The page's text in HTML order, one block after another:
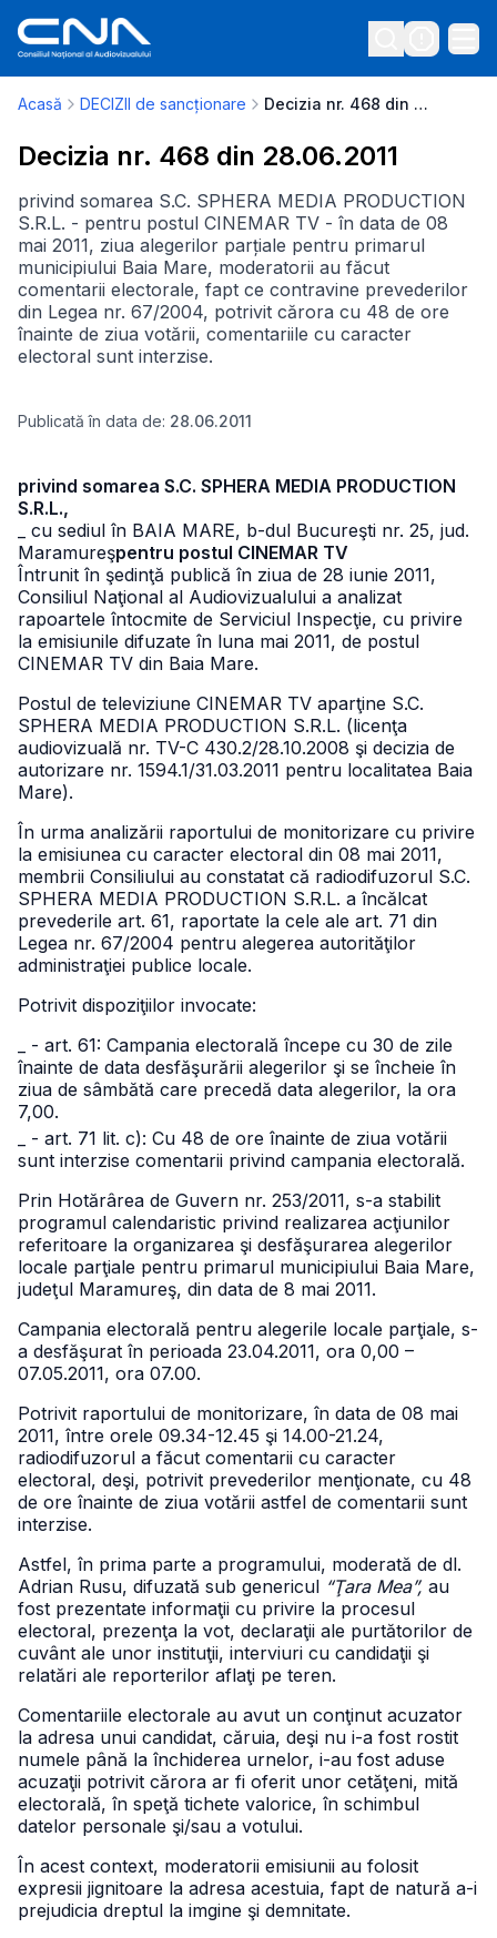
Acasă DECIZII de sancționare Decizia nr. 468 din 28.06.2011
Decizia nr. 468 din 28.06.2011
privind somarea S.C. SPHERA MEDIA PRODUCTION
S.R.L. - pentru postul CINEMAR TV - în data de 08
mai 2011, ziua alegerilor parțiale pentru primarul
municipiului Baia Mare, moderatorii au făcut
comentarii electorale, fapt ce contravine prevederilor
din Legea nr. 67/2004, potrivit cărora cu 48 de ore
înainte de ziua votării, comentariile cu caracter
electoral sunt interzise.
Publicată în data de: 28.06.2011
privind somarea S.C. SPHERA MEDIA PRODUCTION
S.R.L.,
_ cu sediul în BAIA MARE, b-dul Bucureşti nr. 25, jud.
Maramureşpentru postul CINEMAR TV
Întrunit în şedinţă publică în ziua de 28 iunie 2011,
Consiliul Naţional al Audiovizualului a analizat
rapoartele întocmite de Serviciul Inspecţie, cu privire
la emisiunile difuzate în luna mai 2011, de postul
CINEMAR TV din Baia Mare.
Postul de televiziune CINEMAR TV aparţine S.C.
SPHERA MEDIA PRODUCTION S.R.L. (licenţa
audiovizuală nr. TV-C 430.2/28.10.2008 şi decizia de
autorizare nr. 1594.1/31.03.2011 pentru localitatea Baia
Mare).
În urma analizării raportului de monitorizare cu privire
la emisiunea cu caracter electoral din 08 mai 2011,
membrii Consiliului au constatat că radiodifuzorul S.C.
SPHERA MEDIA PRODUCTION S.R.L. a încălcat
prevederile art. 61, raportate la cele ale art. 71 din
Legea nr. 67/2004 pentru alegerea autorităţilor
administraţiei publice locale.
Potrivit dispoziţiilor invocate:
_ - art. 61: Campania electorală începe cu 30 de zile
înainte de data desfăşurării alegerilor şi se încheie în
ziua de sâmbătă care precedă data alegerilor, la ora
7,00.
_ - art. 71 lit. c): Cu 48 de ore înainte de ziua votării
sunt interzise comentarii privind campania electorală.
Prin Hotărârea de Guvern nr. 253/2011, s-a stabilit
programul calendaristic privind realizarea acţiunilor
referitoare la organizarea şi desfăşurarea alegerilor
locale parţiale pentru primarul municipiului Baia Mare,
judeţul Maramureş, din data de 8 mai 2011.
Campania electorală pentru alegerile locale parţiale, s-
a desfăşurat în perioada 23.04.2011, ora 0,00 –
07.05.2011, ora 07.00.
Potrivit raportului de monitorizare, în data de 08 mai
2011, între orele 09.34-12.45 şi 14.00-21.24,
radiodifuzorul a făcut comentarii cu caracter
electoral, deşi, potrivit prevederilor menţionate, cu 48
de ore înainte de ziua votării astfel de comentarii sunt
interzise.
Astfel, în prima parte a programului, moderată de dl.
Adrian Rusu, difuzată sub genericul “Ţara Mea”, au
fost prezentate informaţii cu privire la procesul
electoral, prezenţa la vot, declaraţii ale purtătorilor de
cuvânt ale unor instituţii, interviuri cu candidaţii şi
relatări ale reporterilor aflaţi pe teren.
Comentariile electorale au avut un conţinut acuzator
la adresa unui candidat, căruia, deşi nu i-a fost rostit
numele până la închiderea urnelor, i-au fost aduse
acuzaţii potrivit cărora ar fi oferit unor cetăţeni, mită
electorală, în speţă tichete valorice, în schimbul
datelor personale şi/sau a votului.
În acest context, moderatorii emisiunii au folosit
expresii jignitoare la adresa acestuia, fapt de natură a-i
prejudicia dreptul la imgine şi demnitate.